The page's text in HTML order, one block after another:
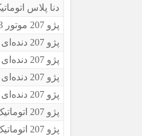
دنا پلاس
پژو 207 موتور TU3
پژو 207 دنده‌ای (هیدرولیک)
پژو 207 دنده‌ای (برقی)
پژو 207 دنده‌ای پانوراما (رینگ فولادی)
پژو 207 دنده‌ای پانوراما
پژو 207 اتوماتیک
پژو 207 اتوماتیک پانوراما